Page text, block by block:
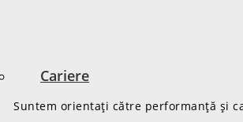
Cariere
Suntem orientați către performanță și